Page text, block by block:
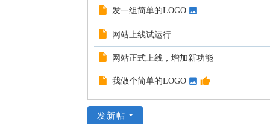
发一组简单的LOGO
网站上线试运行
网站正式上线，增加新功能
我做个简单的LOGO
发新帖